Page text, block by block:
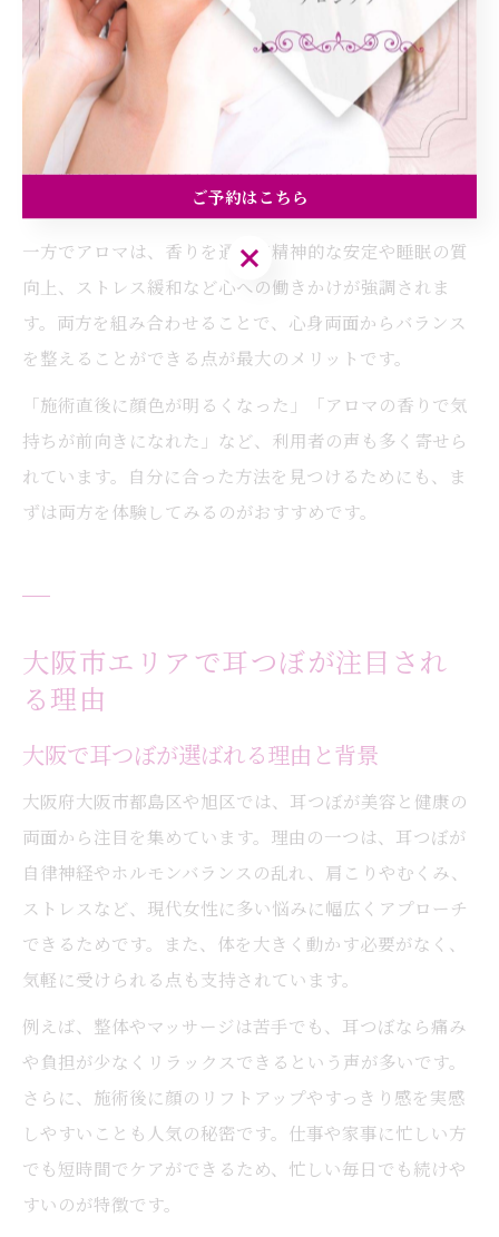
アロマと耳つぼケアの体感できる違い
アロマと耳つぼケアはどちらもリラックスや体調管理に
役立ちますが、体感できる変化には違いがあります。耳
つぼケアは、むくみや肩こりの軽減、フェイスラインの
引き締めなど、具体的な体の変化が現れやすいのが特徴
一方でアロマは、香りを通じて精神的な安定や睡眠の質
向上、ストレス緩和など心への働きかけが強調されま
す。両方を組み合わせることで、心身両面からバランス
を整えることができる点が最大のメリットです。
「施術直後に顔色が明るくなった」「アロマの香りで気
持ちが前向きになれた」など、利用者の声も多く寄せら
れています。自分に合った方法を見つけるためにも、ま
ずは両方を体験してみるのがおすすめです。
大阪市エリアで耳つぼが注目され
る理由
大阪で耳つぼが選ばれる理由と背景
大阪府大阪市都島区や旭区では、耳つぼが美容と健康の
両面から注目を集めています。理由の一つは、耳つぼが
自律神経やホルモンバランスの乱れ、肩こりやむくみ、
ストレスなど、現代女性に多い悩みに幅広くアプローチ
できるためです。また、体を大きく動かす必要がなく、
気軽に受けられる点も支持されています。
例えば、整体やマッサージは苦手でも、耳つぼなら痛み
や負担が少なくリラックスできるという声が多いです。
さらに、施術後に顔のリフトアップやすっきり感を実感
しやすいことも人気の秘密です。仕事や家事に忙しい方
でも短時間でケアができるため、忙しい毎日でも続けや
すいのが特徴です。
ご予約はこちら
ご予約はこちら